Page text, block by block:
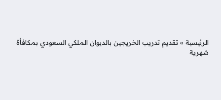
الرئيسية » تقديم تدريب الخريجين بالديوان الملكي السعودي بمكافأة
شهرية